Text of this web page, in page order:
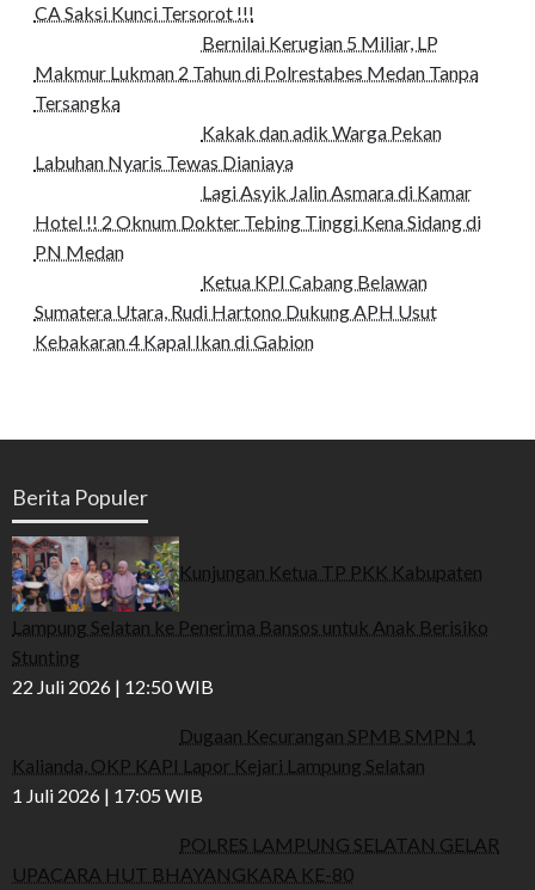
CA Saksi Kunci Tersorot !!!
Bernilai Kerugian 5 Miliar, LP
Makmur Lukman 2 Tahun di Polrestabes Medan Tanpa
Tersangka
Kakak dan adik Warga Pekan
Labuhan Nyaris Tewas Dianiaya
Lagi Asyik Jalin Asmara di Kamar
Hotel !! 2 Oknum Dokter Tebing Tinggi Kena Sidang di
PN Medan
Ketua KPI Cabang Belawan
Sumatera Utara, Rudi Hartono Dukung APH Usut
Kebakaran 4 Kapal Ikan di Gabion
Berita Populer
Kunjungan Ketua TP PKK Kabupaten
Lampung Selatan ke Penerima Bansos untuk Anak Berisiko
Stunting
22 Juli 2026 | 12:50 WIB
Dugaan Kecurangan SPMB SMPN 1
Kalianda, OKP KAPI Lapor Kejari Lampung Selatan
1 Juli 2026 | 17:05 WIB
POLRES LAMPUNG SELATAN GELAR
UPACARA HUT BHAYANGKARA KE-80